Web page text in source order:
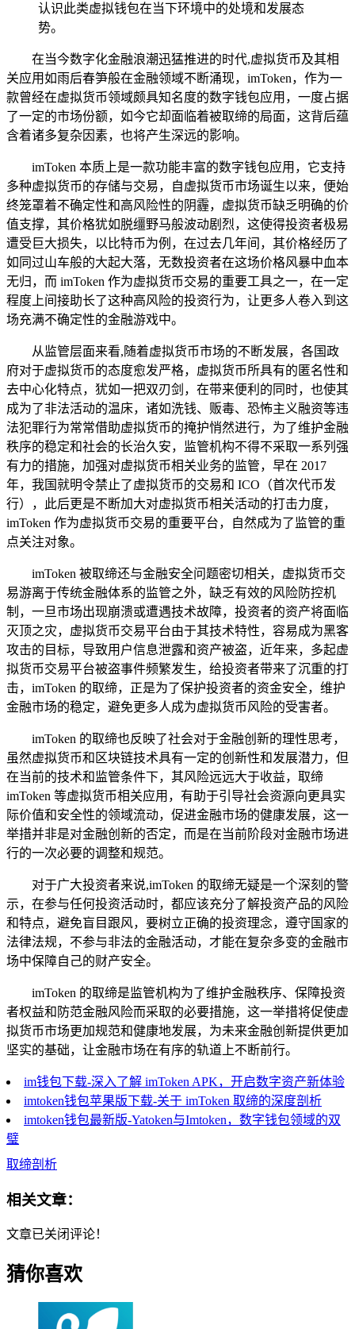
认识此类虚拟钱包在当下环境中的处境和发展态
势。
在当今数字化金融浪潮迅猛推进的时代,虚拟货币及其相
关应用如雨后春笋般在金融领域不断涌现，imToken，作为一
款曾经在虚拟货币领域颇具知名度的数字钱包应用，一度占据
了一定的市场份额，如今它却面临着被取缔的局面，这背后蕴
含着诸多复杂因素，也将产生深远的影响。
imToken 本质上是一款功能丰富的数字钱包应用，它支持
多种虚拟货币的存储与交易，自虚拟货币市场诞生以来，便始
终笼罩着不确定性和高风险性的阴霾，虚拟货币缺乏明确的价
值支撑，其价格犹如脱缰野马般波动剧烈，这使得投资者极易
遭受巨大损失，以比特币为例，在过去几年间，其价格经历了
如同过山车般的大起大落，无数投资者在这场价格风暴中血本
无归，而 imToken 作为虚拟货币交易的重要工具之一，在一定
程度上间接助长了这种高风险的投资行为，让更多人卷入到这
场充满不确定性的金融游戏中。
从监管层面来看,随着虚拟货币市场的不断发展，各国政
府对于虚拟货币的态度愈发严格，虚拟货币所具有的匿名性和
去中心化特点，犹如一把双刃剑，在带来便利的同时，也使其
成为了非法活动的温床，诸如洗钱、贩毒、恐怖主义融资等违
法犯罪行为常常借助虚拟货币的掩护悄然进行，为了维护金融
秩序的稳定和社会的长治久安，监管机构不得不采取一系列强
有力的措施，加强对虚拟货币相关业务的监管，早在 2017
年，我国就明令禁止了虚拟货币的交易和 ICO（首次代币发
行），此后更是不断加大对虚拟货币相关活动的打击力度，
imToken 作为虚拟货币交易的重要平台，自然成为了监管的重
点关注对象。
imToken 被取缔还与金融安全问题密切相关，虚拟货币交
易游离于传统金融体系的监管之外，缺乏有效的风险防控机
制，一旦市场出现崩溃或遭遇技术故障，投资者的资产将面临
灭顶之灾，虚拟货币交易平台由于其技术特性，容易成为黑客
攻击的目标，导致用户信息泄露和资产被盗，近年来，多起虚
拟货币交易平台被盗事件频繁发生，给投资者带来了沉重的打
击，imToken 的取缔，正是为了保护投资者的资金安全，维护
金融市场的稳定，避免更多人成为虚拟货币风险的受害者。
imToken 的取缔也反映了社会对于金融创新的理性思考，
虽然虚拟货币和区块链技术具有一定的创新性和发展潜力，但
在当前的技术和监管条件下，其风险远远大于收益，取缔
imToken 等虚拟货币相关应用，有助于引导社会资源向更具实
际价值和安全性的领域流动，促进金融市场的健康发展，这一
举措并非是对金融创新的否定，而是在当前阶段对金融市场进
行的一次必要的调整和规范。
对于广大投资者来说,imToken 的取缔无疑是一个深刻的警
示，在参与任何投资活动时，都应该充分了解投资产品的风险
和特点，避免盲目跟风，要树立正确的投资理念，遵守国家的
法律法规，不参与非法的金融活动，才能在复杂多变的金融市
场中保障自己的财产安全。
imToken 的取缔是监管机构为了维护金融秩序、保障投资
者权益和防范金融风险而采取的必要措施，这一举措将促使虚
拟货币市场更加规范和健康地发展，为未来金融创新提供更加
坚实的基础，让金融市场在有序的轨道上不断前行。
im钱包下载-深入了解 imToken APK，开启数字资产新体验
imtoken钱包苹果版下载-关于 imToken 取缔的深度剖析
imtoken钱包最新版-Yatoken与Imtoken，数字钱包领域的双
璧
取缔剖析
相关文章：
文章已关闭评论！
猜你喜欢